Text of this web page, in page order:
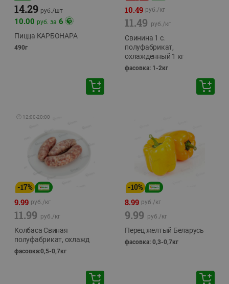
14.29 руб./шт
10.00 руб. за 6
Пицца КАРБОНАРА
490г
10.49 руб./кг
11.49 руб./кг
Свинина 1 с.
полуфабрикат,
охлажденный 1 кг
фасовка: 1-2кг
🕘 12:00-20:00
-17%
9.99 руб./кг
11.99 руб./кг
Колбаса Свиная
полуфабрикат, охлажд
фасовка:0,5-0,7кг
-10%
8.99 руб./кг
9.99 руб./кг
Перец желтый Беларусь
фасовка: 0,3-0,7кг